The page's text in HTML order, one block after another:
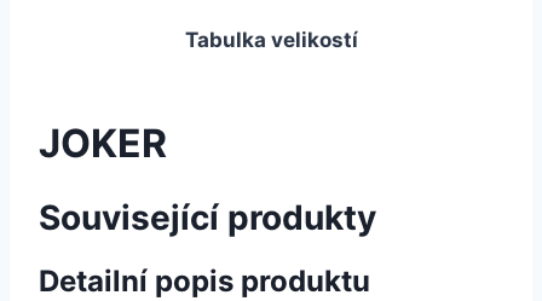
Tabulka velikostí
JOKER
Související produkty
Detailní popis produktu